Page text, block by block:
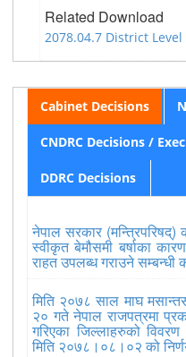
Related Download
2078.04.7 District Level
Cabinet Decisions
CNDRC Decisions /
DDRC Decisions
नेपाल सरकार (मन्त्रिपरिषद्)
स्वीकृत बेमौसमी बर्षाका
राहत उपलब्ध गराउने सम्बन्धी
मिति २०७८ साल माघ
२० गते नेपाल राजपत्रमा
गरिएका जिल्लाहरुको
मिति २०७८।०८।०२ को